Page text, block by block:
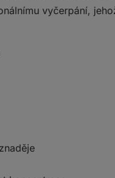
vyčerpání,